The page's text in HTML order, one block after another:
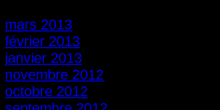
mars 2013
février 2013
janvier 2013
novembre 2012
octobre 2012